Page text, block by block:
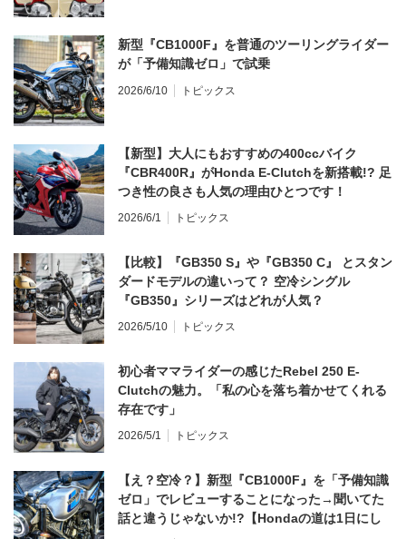
新型『CB1000F』を普通のツーリングライダー
が「予備知識ゼロ」で試乗
2026/6/10 トピックス
【新型】大人にもおすすめの400ccバイク
『CBR400R』がHonda E-Clutchを新搭載!? 足
つき性の良さも人気の理由ひとつです！
2026/6/1 トピックス
【比較】『GB350 S』や『GB350 C』 とスタン
ダードモデルの違いって？ 空冷シングル
『GB350』シリーズはどれが人気？
2026/5/10 トピックス
初心者ママライダーの感じたRebel 250 E-
Clutchの魅力。「私の心を落ち着かせてくれる
存在です」
2026/5/1 トピックス
【え？空冷？】新型『CB1000F』を「予備知識
ゼロ」でレビューすることになった→聞いてた
話と違うじゃないか!?【Hondaの道は1日にし